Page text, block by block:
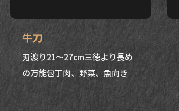
牛刀
刃渡り21～27cm三徳より長め
の万能包丁肉、野菜、魚向き